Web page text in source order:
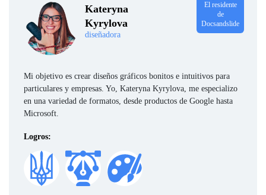
Kateryna
Kyrylova
diseñadora
El residente
de
Docsandslide
Mi objetivo es crear diseños gráficos bonitos e intuitivos para
particulares y empresas. Yo, Kateryna Kyrylova, me especializo
en una variedad de formatos, desde productos de Google hasta
Microsoft.
Logros: